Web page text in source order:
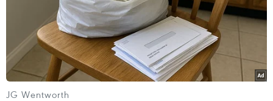
bị nước biển xâm chiếm./.
(TTXVN/Vietnam+)
JG Wentworth